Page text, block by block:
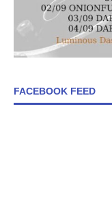
FACEBOOK FEED